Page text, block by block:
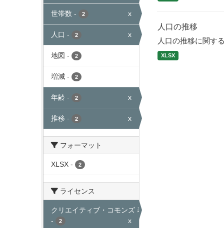
世帯数 - 2 x
人口 - 2 x
地図 - 2
増減 - 2
年齢 - 2 x
推移 - 2 x
フォーマット
XLSX - 2
ライセンス
クリエイティブ・コモンズ 表示
-
2 x
人口の推移
人口の推移に関す
XLSX